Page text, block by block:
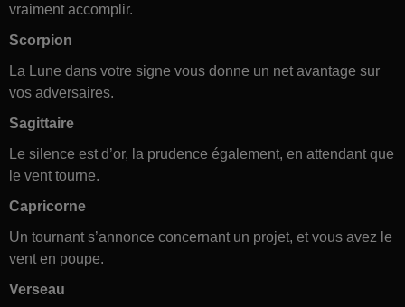
vraiment accomplir.
Scorpion
La Lune dans votre signe vous donne un net avantage sur
vos adversaires.
Sagittaire
Le silence est d’or, la prudence également, en attendant que
le vent tourne.
Capricorne
Un tournant s’annonce concernant un projet, et vous avez le
vent en poupe.
Verseau